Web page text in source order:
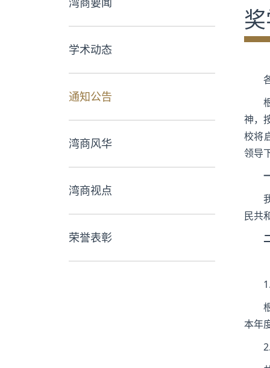
学术动态
通知公告
湾商风华
湾商视点
荣誉表彰
神，
校将
领导
民共
本年